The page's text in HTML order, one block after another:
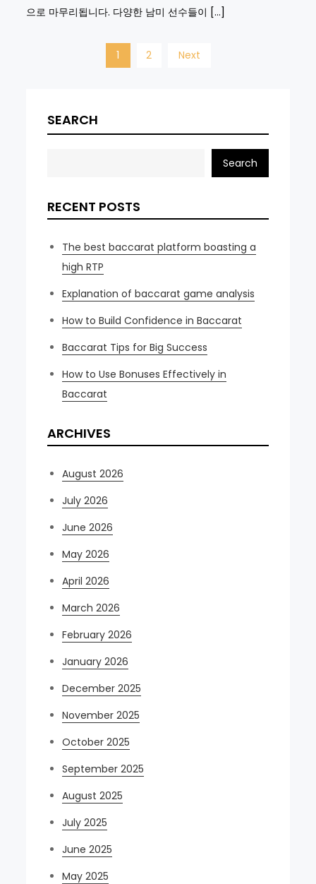
으로 마무리됩니다. 다양한 남미 선수들이 […]
1 2 Next
SEARCH
Search
RECENT POSTS
The best baccarat platform boasting a
high RTP
Explanation of baccarat game analysis
How to Build Confidence in Baccarat
Baccarat Tips for Big Success
How to Use Bonuses Effectively in
Baccarat
ARCHIVES
August 2026
July 2026
June 2026
May 2026
April 2026
March 2026
February 2026
January 2026
December 2025
November 2025
October 2025
September 2025
August 2025
July 2025
June 2025
May 2025